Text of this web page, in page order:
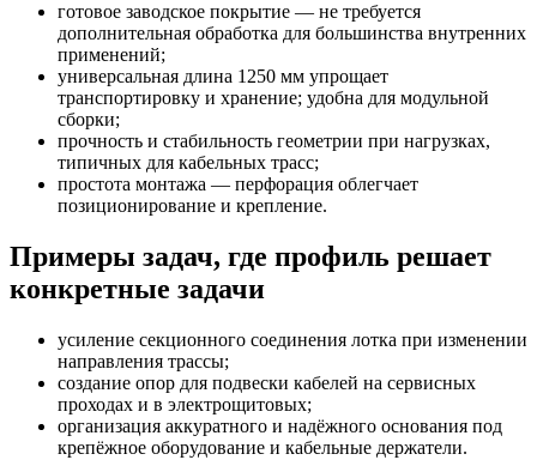
готовое заводское покрытие — не требуется
дополнительная обработка для большинства внутренних
применений;
универсальная длина 1250 мм упрощает
транспортировку и хранение; удобна для модульной
сборки;
прочность и стабильность геометрии при нагрузках,
типичных для кабельных трасс;
простота монтажа — перфорация облегчает
позиционирование и крепление.
Примеры задач, где профиль решает
конкретные задачи
усиление секционного соединения лотка при изменении
направления трассы;
создание опор для подвески кабелей на сервисных
проходах и в электрощитовых;
организация аккуратного и надёжного основания под
крепёжное оборудование и кабельные держатели.